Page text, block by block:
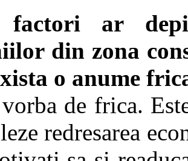
ar
din zona
o anume
de frica.
redresarea